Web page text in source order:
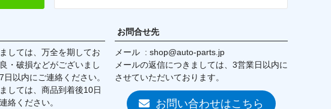
へ
しては、万全を期してお
・破損などがございまし
以内にご連絡ください。
しては、商品到着後10日
絡ください。
お問合せ先
メール
shop@auto-parts.jp
メールの返信につきましては、3営業日以内に
させていただいております。
お問い合わせはこちら